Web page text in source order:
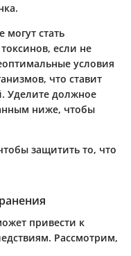
могут стать
если не
условия
что ставит
Уделите должное
ниже, чтобы
защитить то, что
привести к
Рассмотрим,